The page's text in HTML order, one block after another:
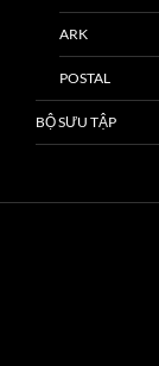
ARK
POSTAL
BỘ SƯU TẬP